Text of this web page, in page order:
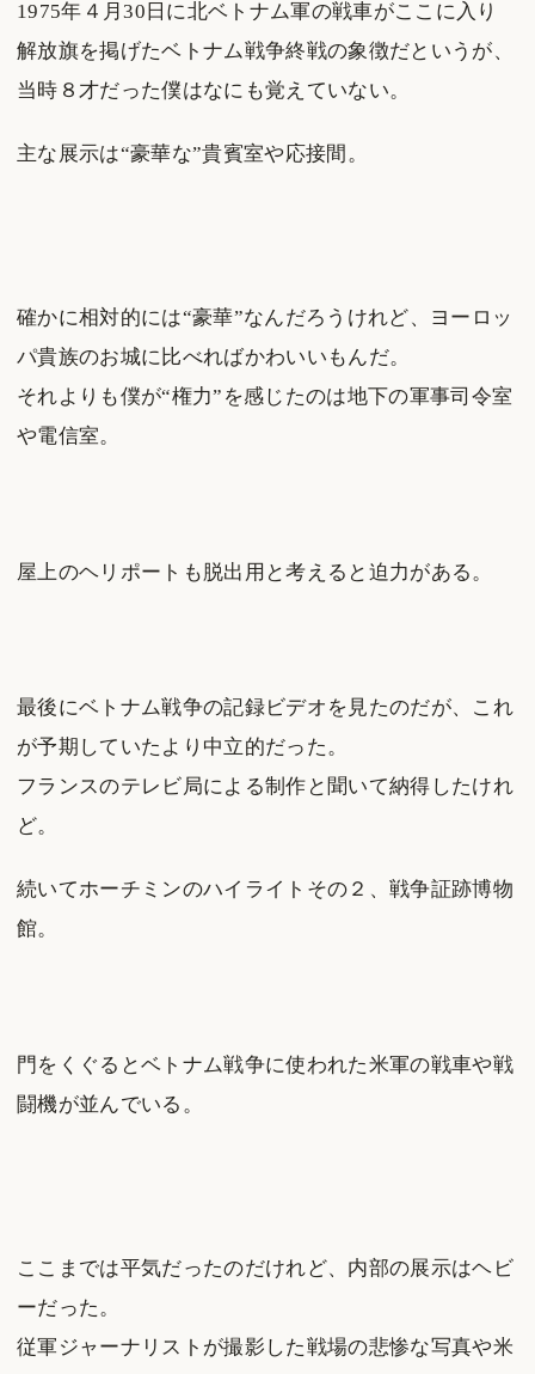
1975年４月30日に北ベトナム軍の戦車がここに入り
解放旗を掲げたベトナム戦争終戦の象徴だというが、
当時８才だった僕はなにも覚えていない。
主な展示は“豪華な”貴賓室や応接間。
確かに相対的には“豪華”なんだろうけれど、ヨーロッ
パ貴族のお城に比べればかわいいもんだ。
それよりも僕が“権力”を感じたのは地下の軍事司令室
や電信室。
屋上のヘリポートも脱出用と考えると迫力がある。
最後にベトナム戦争の記録ビデオを見たのだが、これ
が予期していたより中立的だった。
フランスのテレビ局による制作と聞いて納得したけれ
ど。
続いてホーチミンのハイライトその２、戦争証跡博物
館。
門をくぐるとベトナム戦争に使われた米軍の戦車や戦
闘機が並んでいる。
ここまでは平気だったのだけれど、内部の展示はヘビ
ーだった。
従軍ジャーナリストが撮影した戦場の悲惨な写真や米